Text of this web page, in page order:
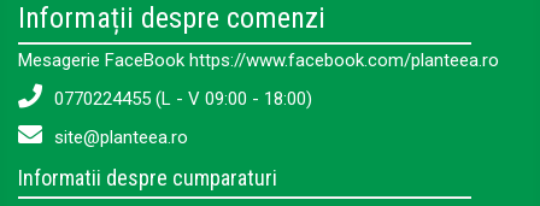
Informații despre comenzi
Mesagerie FaceBook https://www.facebook.com/planteea.ro
0770224455 (L - V 09:00 - 18:00)
site@planteea.ro
Informatii despre cumparaturi